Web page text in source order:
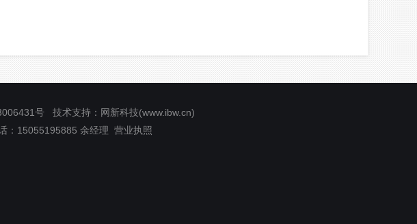
号 技术支持： 网新科技(www.ibw.cn)
：15055195885 余经理 营业执照